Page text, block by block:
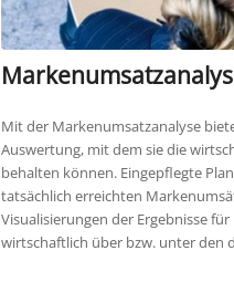
Mit der Markenumsatzanalyse
Auswertung, mit dem sie die
behalten können. Eingepflegte
tatsächlich erreichten
Visualisierungen der Ergebnisse
wirtschaftlich über bzw. unter den